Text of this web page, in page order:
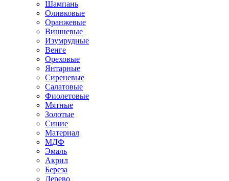
Шампань
Оливковые
Оранжевые
Вишневые
Изумрудные
Венге
Ореховые
Янтарные
Сиреневые
Салатовые
Фиолетовые
Мятные
Золотые
Синие
Материал
МДФ
Эмаль
Акрил
Береза
Дерево